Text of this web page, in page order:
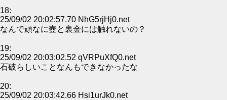
18:
25/09/02 20:02:57.70 NhG5rjHj0.net
なんで頑なに壺と裏金には触れないの？
19:
25/09/02 20:03:02.52 qVRPuXfQ0.net
石破らしいことなんもできなかったな
20:
25/09/02 20:03:42.66 Hsi1urJk0.net